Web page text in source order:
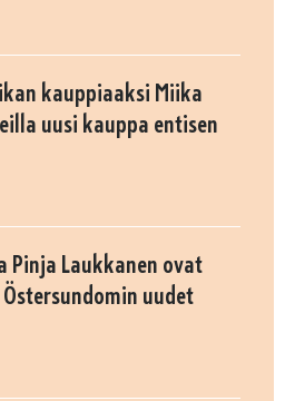
kauppiaaksi Miika
uusi kauppa entisen
Pinja Laukkanen ovat
uudet